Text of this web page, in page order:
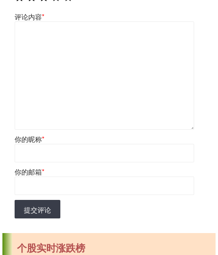
评论内容*
你的昵称*
你的邮箱*
提交评论
个股实时涨跌榜